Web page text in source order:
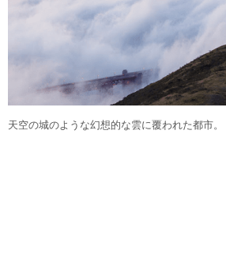
天空の城のような幻想的な雲に覆われた都市。